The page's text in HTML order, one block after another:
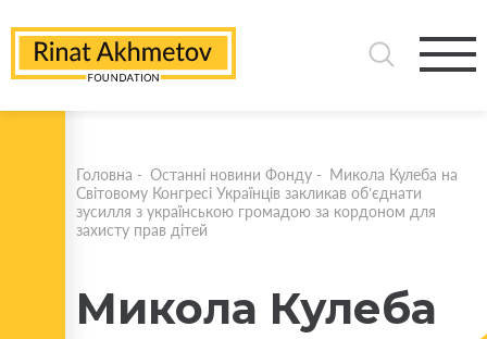
Головна - Останні новини Фонду - Микола Кулеба на
Світовому Конгресі Українців закликав об’єднати
зусилля з українською громадою за кордоном для
захисту прав дітей
Микола Кулеба